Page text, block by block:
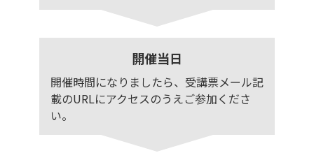
開催当日
開催時間になりましたら、受講票メール記
載のURLにアクセスのうえご参加くださ
い。